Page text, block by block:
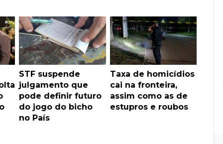
STF suspende
julgamento que
pode definir futuro
do jogo do bicho
no País
Taxa de homicídios
cai na fronteira,
assim como as de
estupros e roubos